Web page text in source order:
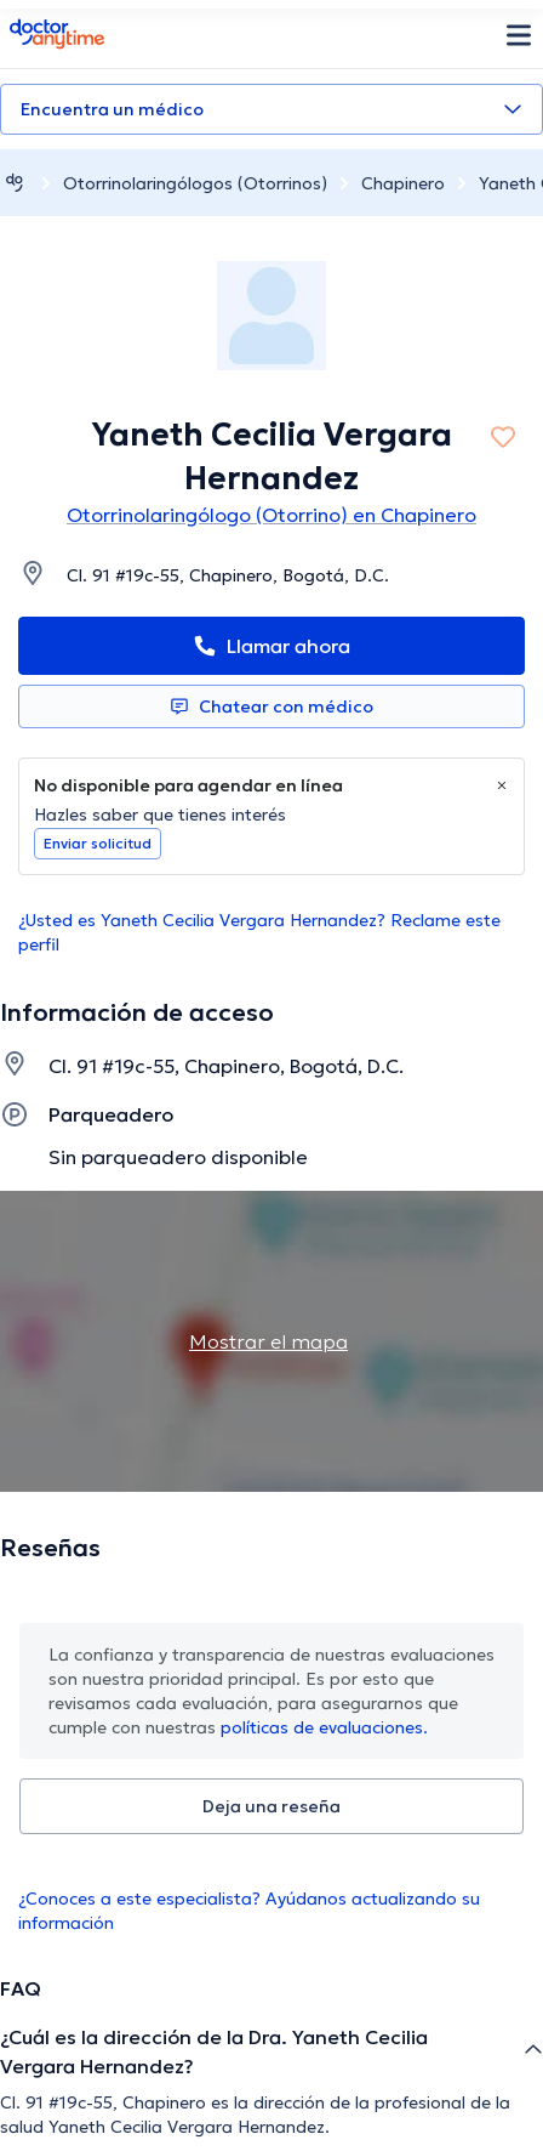
doctoranytime
Encuentra un médico
Otorrinolaringólogos (Otorrinos) Chapinero Yaneth
Yaneth Cecilia Vergara
Hernandez
Otorrinolaringólogo (Otorrino) en Chapinero
Cl. 91 #19c-55, Chapinero, Bogotá, D.C.
Llamar ahora
Chatear con médico
No disponible para agendar en línea
Hazles saber que tienes interés
Enviar solicitud
¿Usted es Yaneth Cecilia Vergara Hernandez? Reclame este
perfil
Información de acceso
Cl. 91 #19c-55, Chapinero, Bogotá, D.C.
Parqueadero
Sin parqueadero disponible
Mostrar el mapa
Reseñas
La confianza y transparencia de nuestras evaluaciones
son nuestra prioridad principal. Es por esto que
revisamos cada evaluación, para asegurarnos que
cumple con nuestras políticas de evaluaciones.
Deja una reseña
¿Conoces a este especialista? Ayúdanos actualizando su
información
FAQ
¿Cuál es la dirección de la Dra. Yaneth Cecilia
Vergara Hernandez?
Cl. 91 #19c-55, Chapinero es la dirección de la profesional de la
salud Yaneth Cecilia Vergara Hernandez.